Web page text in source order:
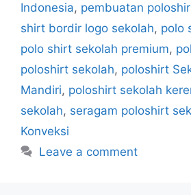
Indonesia, pembuatan
shirt bordir logo sekolah, polo
polo shirt sekolah premium,
poloshirt sekolah, poloshirt
Mandiri, poloshirt sekolah
sekolah, seragam poloshirt
Konveksi
Leave a comment